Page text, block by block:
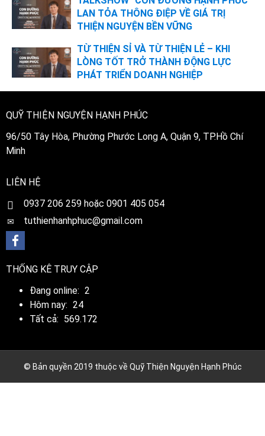
LAN TỎA THÔNG ĐIỆP VỀ GIÁ TRỊ
THIỆN NGUYỆN BỀN VỮNG
TỪ THIỆN SỈ VÀ TỪ THIỆN LẺ – KHI
LÒNG TỐT TRỞ THÀNH ĐỘNG LỰC
PHÁT TRIỂN DOANH NGHIỆP
QUỸ THIỆN NGUYỆN HẠNH PHÚC
96/50 Tây Hòa, Phường Phước Long A, Quận 9, TP.Hồ Chí
Minh
LIÊN HỆ
0937 206 259 hoặc 0901 405 054
tuthienhanhphuc@gmail.com
THỐNG KÊ TRUY CẬP
Đang online: 2
Hôm nay: 24
Tất cả: 569.172
© Bản quyền 2019 thuộc về Quỹ Thiện Nguyện Hạnh Phúc